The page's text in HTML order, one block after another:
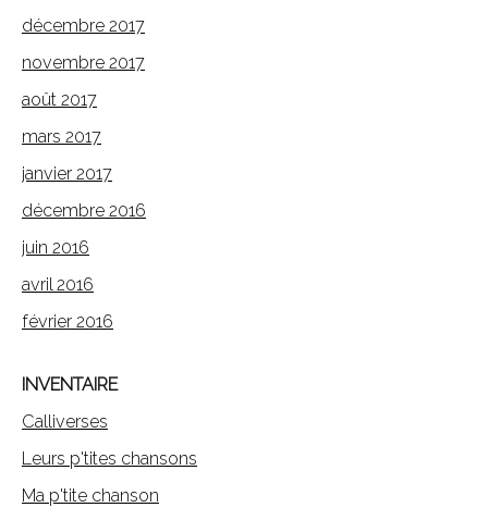
décembre 2017
novembre 2017
août 2017
mars 2017
janvier 2017
décembre 2016
juin 2016
avril 2016
février 2016
INVENTAIRE
Calliverses
Leurs p'tites chansons
Ma p'tite chanson